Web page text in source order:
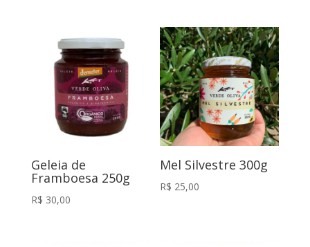
Geleia de
Framboesa 250g
R$ 30,00
Mel Silvestre 300g
R$ 25,00